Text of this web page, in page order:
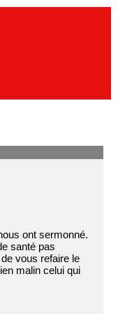
ont sermonné.
santé pas
vous refaire le
malin celui qui